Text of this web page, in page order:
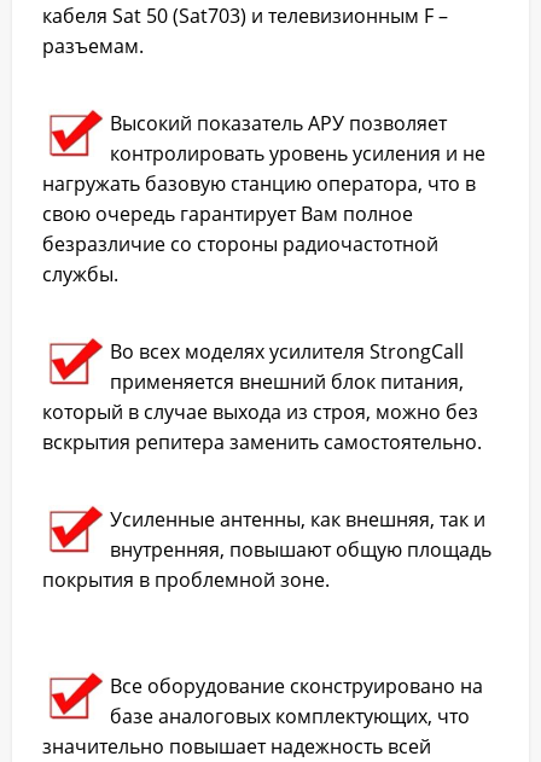
кабеля Sat 50 (Sat703) и телевизионным F –
разъемам.
Высокий показатель АРУ позволяет
контролировать уровень усиления и не
нагружать базовую станцию оператора, что в
свою очередь гарантирует Вам полное
безразличие со стороны радиочастотной
службы.
Во всех моделях усилителя StrongCall
применяется внешний блок питания,
который в случае выхода из строя, можно без
вскрытия репитера заменить самостоятельно.
Усиленные антенны, как внешняя, так и
внутренняя, повышают общую площадь
покрытия в проблемной зоне.
Все оборудование сконструировано на
базе аналоговых комплектующих, что
значительно повышает надежность всей